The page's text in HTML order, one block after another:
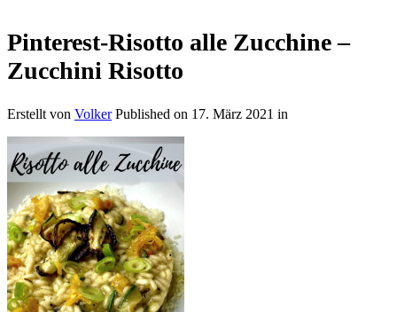
Pinterest-Risotto alle Zucchine –
Zucchini Risotto
Erstellt von Volker Published on 17. März 2021 in